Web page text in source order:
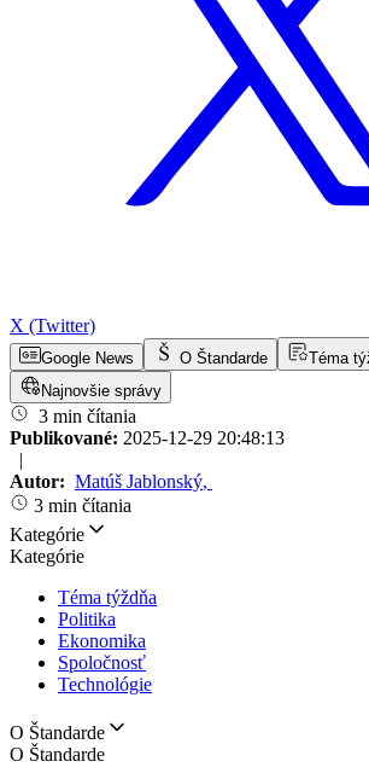
X (Twitter)
Google News O Štandarde
Téma
Najnovšie správy
3 min čítania
Publikované: 2025-12-29 20:48:13
|
Autor: Matúš Jablonský,
3 min čítania
Kategórie
Kategórie
Téma týždňa
Politika
Ekonomika
Spoločnosť
Technológie
O Štandarde
O Štandarde